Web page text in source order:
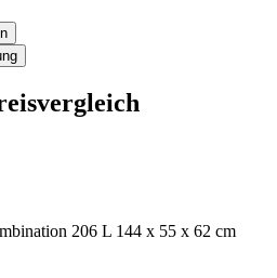
206 L 144 x 55 x 62 cm